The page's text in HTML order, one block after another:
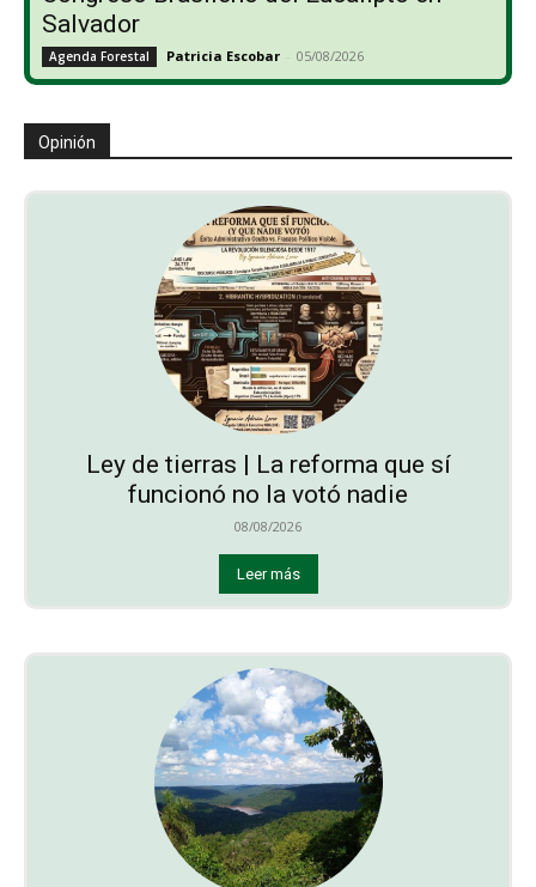
Salvador
Agenda Forestal Patricia Escobar - 05/08/2026
Opinión
Ley de tierras | La reforma que sí
funcionó no la votó nadie
08/08/2026
Leer más